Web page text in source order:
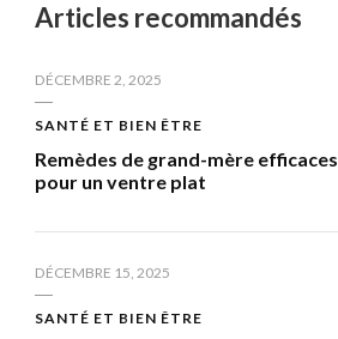
Articles recommandés
DÉCEMBRE 2, 2025
SANTÉ ET BIEN ÊTRE
Remèdes de grand-mère efficaces
pour un ventre plat
DÉCEMBRE 15, 2025
SANTÉ ET BIEN ÊTRE